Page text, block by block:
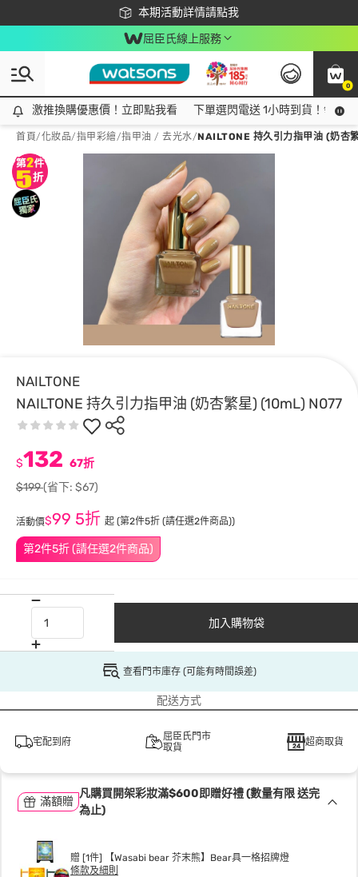
本期活動詳情請點我
下載app最高回饋$350
屈臣氏線上服務
0
激推換購優惠價！立即點我看
激推換購優惠價！立即點我看 下單選閃電送 1小時到貨！領神
首頁/化妝品/指甲彩繪/指甲油 / 去光水/NAILTONE 持久引力指甲油 (奶杏
NAILTONE
NAILTONE 持久引力指甲油 (奶杏繁星) (10mL) N077
第2件5折 (請任選2件商品)
$132 67折
$199(省下: $67)
活動價$99 5折 起 (第2件5折 (請任選2件商品))
加入購物袋
查看門市庫存 (可能有時間誤差)
配送方式
宅配到府
屈臣氏門市
取貨
超商取貨
滿額贈
凡購買開架彩妝滿$600即贈好禮 (數量有限 送完
為止)
贈 [1件] 【Wasabi bear 芥末熊】Bear具一格招牌燈
條款及細則